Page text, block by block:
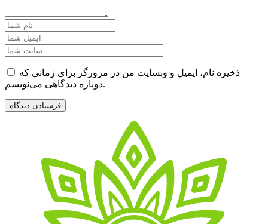
ذخیره نام، ایمیل و وبسایت من در مرورگر برای زمانی که
دوباره دیدگاهی می‌نویسم.